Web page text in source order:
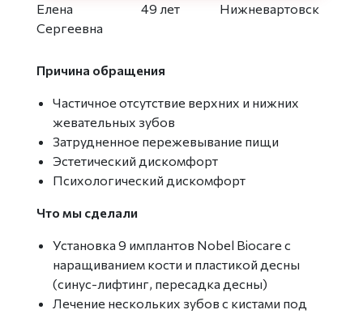
Елена
Сергеевна
49 лет
Нижневартовск
Причина обращения
Частичное отсутствие верхних и нижних
жевательных зубов
Затрудненное пережевывание пищи
Эстетический дискомфорт
Психологический дискомфорт
Что мы сделали
Установка 9 имплантов Nobel Biocare с
наращиванием кости и пластикой десны
(синус-лифтинг, пересадка десны)
Лечение нескольких зубов с кистами под